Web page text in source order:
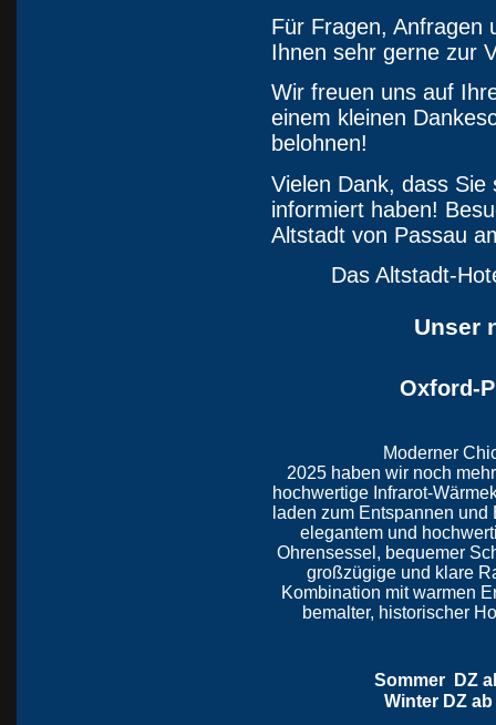
Für Fragen, Anfragen
Ihnen sehr gerne zur
Wir freuen uns auf
einem kleinen
belohnen!
Vielen Dank, dass
informiert haben!
Altstadt von Passau
Das Altstadt-
Unser
Oxford-
Moderner
2025 haben wir noch
hochwertige Infrarot-
laden zum Entspannen
elegantem und
Ohrensessel, bequemer
großzügige und klare
Kombination mit warmen
bemalter, historischer
Sommer DZ
Winter DZ